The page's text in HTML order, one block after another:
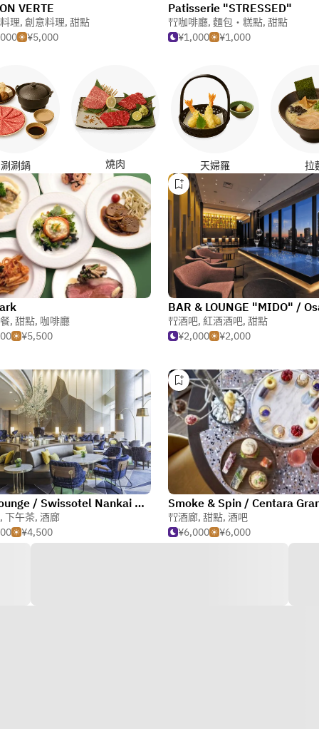
VERTE
理, 創意料理, 甜點
¥5,000
Patisserie "STRESSED"
咖啡廳, 麵包・糕點, 甜點
¥1,000
¥1,000
涮涮鍋 燒肉 天婦羅 拉
, 甜點, 咖啡廳
¥5,500
酒吧, 紅酒酒吧, 甜點
¥2,000
¥2,000
The Lounge / Swissotel Nankai Osaka
, 下午茶, 酒廊
¥4,500
酒廊, 甜點, 酒吧
¥6,000
¥6,000